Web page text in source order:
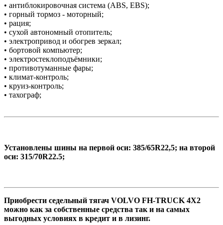
• антиблокировочная система (АBS, EBS);
• горный тормоз - моторный;
• рация;
• сухой автономный отопитель;
• электропривод и обогрев зеркал;
• бортовой компьютер;
• электростеклоподъёмники;
• противотуманные фары;
• климат-контроль;
• круиз-контроль;
• тахограф;
Установлены шины на первой оси: 385/65R22,5; на второй
оси: 315/70R22.5;
Приобрести седельный тягач VOLVO FH-TRUCK 4X2
можно как за собственные средства так и на самых
выгодных условиях в кредит и в лизинг.